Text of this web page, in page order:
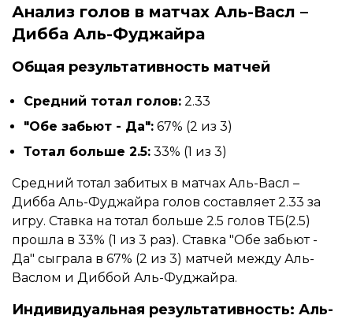
Анализ голов в матчах Аль-Васл –
Дибба Аль-Фуджайра
Общая результативность матчей
Средний тотал голов: 2.33
"Обе забьют - Да": 67% (2 из 3)
Тотал больше 2.5: 33% (1 из 3)
Средний тотал забитых в матчах Аль-Васл –
Дибба Аль-Фуджайра голов составляет 2.33 за
игру. Ставка на тотал больше 2.5 голов ТБ(2.5)
прошла в 33% (1 из 3 раз). Ставка "Обе забьют -
Да" сыграла в 67% (2 из 3) матчей между Аль-
Васлом и Диббой Аль-Фуджайра.
Индивидуальная результативность: Аль-